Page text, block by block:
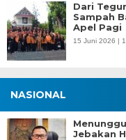
Dari
Sampah
Apel Pagi
15 Juni 2026 |
NASIONAL
Jebakan